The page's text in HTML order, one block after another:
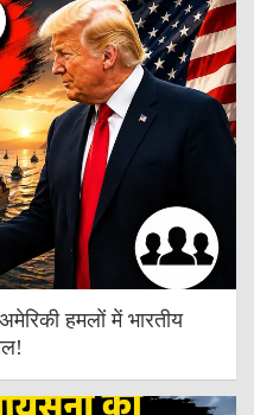
हमलों में भारतीय